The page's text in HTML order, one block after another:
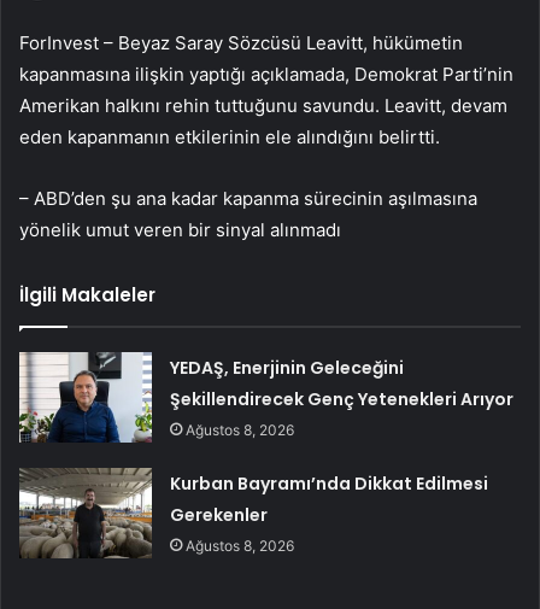
ForInvest – Beyaz Saray Sözcüsü Leavitt, hükümetin
kapanmasına ilişkin yaptığı açıklamada, Demokrat Parti’nin
Amerikan halkını rehin tuttuğunu savundu. Leavitt, devam
eden kapanmanın etkilerinin ele alındığını belirtti.
– ABD’den şu ana kadar kapanma sürecinin aşılmasına
yönelik umut veren bir sinyal alınmadı
İlgili Makaleler
YEDAŞ, Enerjinin Geleceğini
Şekillendirecek Genç Yetenekleri Arıyor
Ağustos 8, 2026
Kurban Bayramı’nda Dikkat Edilmesi
Gerekenler
Ağustos 8, 2026